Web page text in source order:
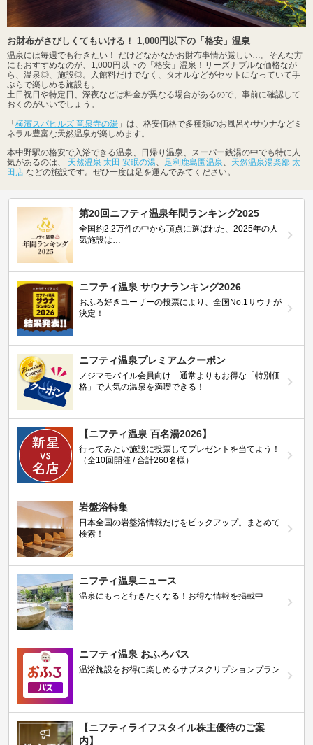
お財布がさびしくてもいける！ 1,000円以下の「格安」温泉
温泉には毎週でも行きたい！ だけどなかなかお財布事情が厳しい…。そんな方
にもおすすめなのが、1,000円以下の「格安」温泉！リーズナブルな価格なが
ら、温泉◎、施設◎。入館料だけでなく、タオルなどがセットになっていて手
ぶらで楽しめる施設も。
土日祝日や特定日、深夜などは料金が異なる場合があるので、事前に確認して
おくのがいいでしょう。
「 横濱スパヒルズ 竜泉寺の湯 」は、格安価格で多種類のお風呂やサウナなどミ
ネラル豊富な天然温泉が楽しめます。
本中野駅の格安で入浴できる温泉、日帰り温泉、スーパー銭湯の中でも特に人
気があるのは、 天然温泉 太田 安眠の湯、 足利鹿島園温泉、 天然温泉湯楽部 太
田店 などの施設です。ぜひ一度は足を運んでみてください。
第20回ニフティ温泉年間ランキング2025
全国約2.2万件の中から頂点に選ばれた、2025年の人
気施設は…
ニフティ温泉 サウナランキング2026
おふろ好きユーザーの投票により、全国No.1サウナが
決定！
ニフティ温泉プレミアムクーポン
ノジマモバイル会員向け 通常よりもお得な「特別価
格」で人気の温泉を満喫できる！
【ニフティ温泉 百名湯2026】
行ってみたい施設に投票してプレゼントを当てよう！
（全10回開催 / 合計260名様）
岩盤浴特集
日本全国の岩盤浴情報だけをピックアップ。まとめて
検索！
ニフティ温泉ニュース
温泉にもっと行きたくなる！お得な情報を掲載中
ニフティ温泉 おふろパス
温浴施設をお得に楽しめるサブスクリプションプラン
【ニフティライフスタイル株主優待のご案
内】